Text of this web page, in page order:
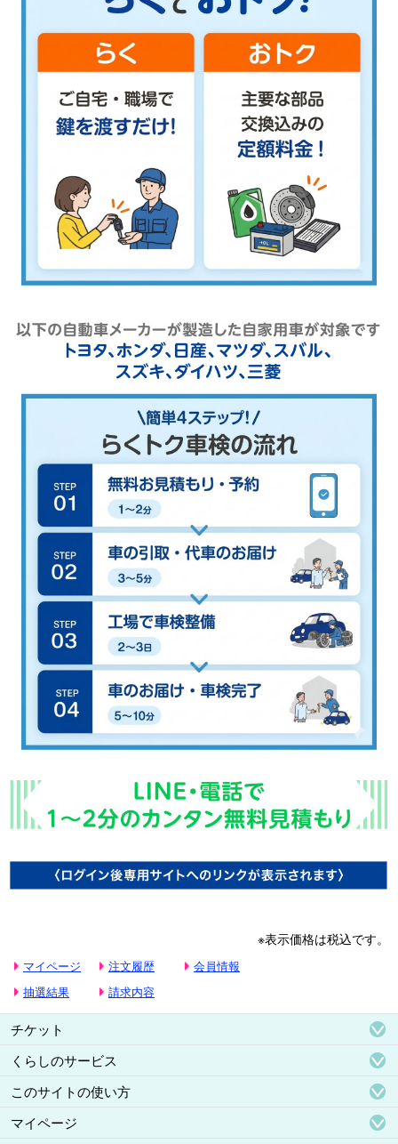
※表示価格は税込です。
マイページ 注文履歴
会員情報
抽選結果
請求内容
チケット
くらしのサービス
このサイトの使い方
マイページ